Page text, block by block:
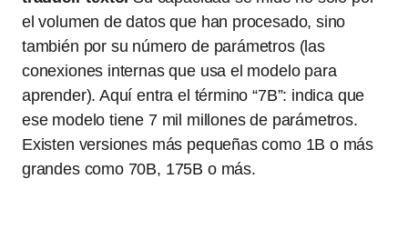
el volumen de datos que han procesado, sino
también por su número de parámetros (las
conexiones internas que usa el modelo para
aprender). Aquí entra el término “7B”: indica que
ese modelo tiene 7 mil millones de parámetros.
Existen versiones más pequeñas como 1B o más
grandes como 70B, 175B o más.